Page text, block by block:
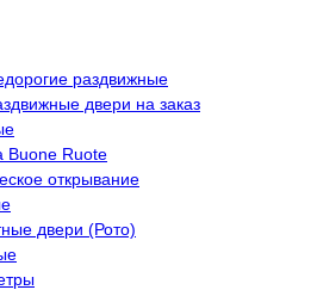
раздвижные
двери на заказ
Buone Ruote
открывание
двери (Рото)